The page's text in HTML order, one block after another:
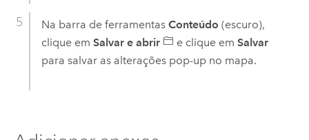
Na barra de ferramentas Conteúdo (escuro),
clique em Salvar e abrir e clique em Salvar
para salvar as alterações pop-up no mapa.